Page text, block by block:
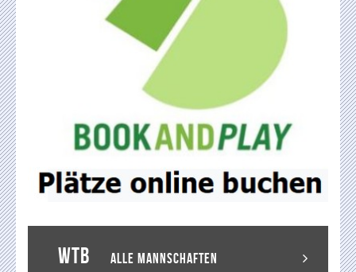
WTB Alle Mannschaften